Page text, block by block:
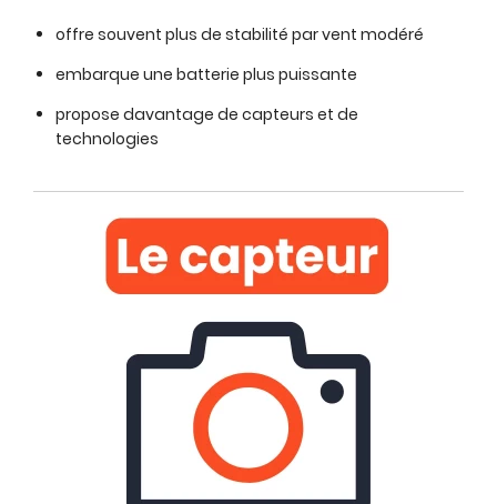
offre souvent plus de stabilité par vent modéré
embarque une batterie plus puissante
propose davantage de capteurs et de
technologies